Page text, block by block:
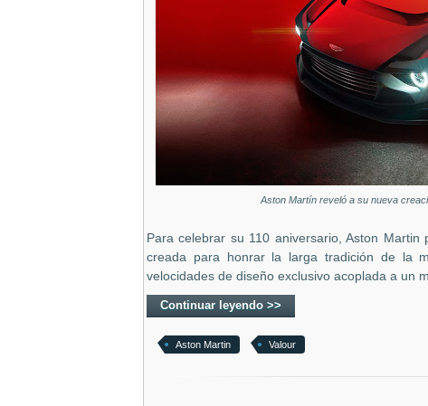
Aston Martín reveló a su nueva
Para celebrar su 110 aniversario, Aston Martin
creada para honrar la larga tradición de la
velocidades de diseño exclusivo acoplada a un
Continuar leyendo >>
Aston Martin Valour